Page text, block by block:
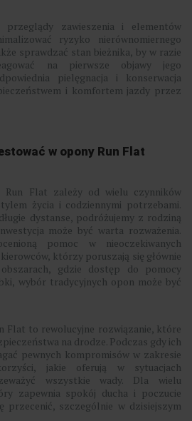
zawieszenia i elementów
ryzyko nierównomiernego
sprawdzać stan bieżnika, by w razie
na pierwsze objawy jego
pielęgnacja i konserwacja
i komfortem jazdy przez
w opony Run Flat
Run Flat zależy od wielu czynników
życia i codziennymi potrzebami.
dystanse, podróżujemy z rodziną
może być warta rozważenia.
pomoc w nieoczekiwanych
którzy poruszają się głównie
gdzie dostęp do pomocy
wybór tradycyjnych opon może być
Flat to rewolucyjne rozwiązanie, które
na drodze. Podczas gdy ich
pewnych kompromisów w zakresie
jakie oferują w sytuacjach
wszystkie wady. Dla wielu
zapewnia spokój ducha i poczucie
szczególnie w dzisiejszym